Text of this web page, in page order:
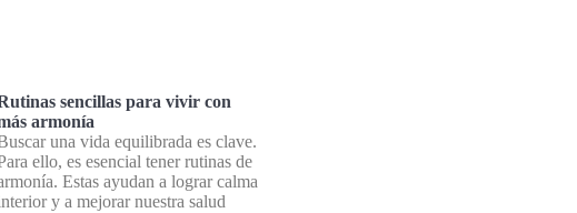
sencillas para vivir con
armonía
una vida equilibrada es clave.
ello, es esencial tener rutinas de
Estas ayudan a lograr calma
y a mejorar nuestra salud